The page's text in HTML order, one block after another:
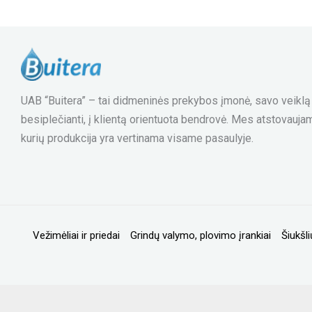
UAB “Buitera” – tai didmeninės prekybos įmonė, savo
besiplečianti, į klientą orientuota bendrovė. Mes
kurių produkcija yra vertinama visame pasaulyje.
Vežimėliai ir priedai Grindų valymo, plovimo įrankiai